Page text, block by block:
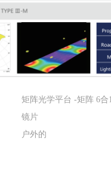
矩阵光学平台 -矩阵 6合1
镜片
户外的